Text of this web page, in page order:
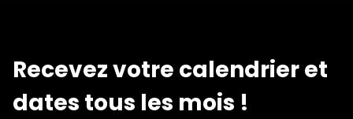
Recevez votre calendrier et
dates tous les mois !